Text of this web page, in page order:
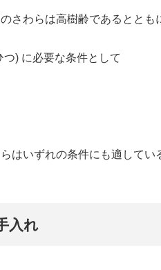
さわらは高樹齢であるとと
) に必要な条件として
はいずれの条件にも適してい
入れ